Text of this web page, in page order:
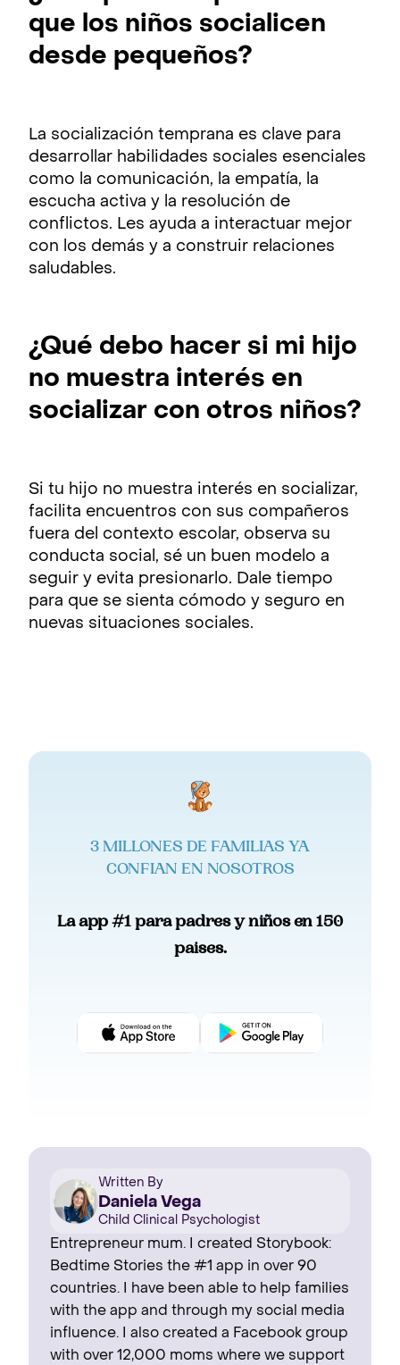
que los niños socialicen
desde pequeños?
La socialización temprana es clave para
desarrollar habilidades sociales esenciales
como la comunicación, la empatía, la
escucha activa y la resolución de
conflictos. Les ayuda a interactuar mejor
con los demás y a construir relaciones
saludables.
¿Qué debo hacer si mi hijo
no muestra interés en
socializar con otros niños?
Si tu hijo no muestra interés en socializar,
facilita encuentros con sus compañeros
fuera del contexto escolar, observa su
conducta social, sé un buen modelo a
seguir y evita presionarlo. Dale tiempo
para que se sienta cómodo y seguro en
nuevas situaciones sociales.
3 MILLONES DE FAMILIAS YA
CONFIAN EN NOSOTROS
La app #1 para padres y niños en 150
paises.
Written By
Daniela Vega
Child Clinical Psychologist
Entrepreneur mum. I created Storybook:
Bedtime Stories the #1 app in over 90
countries. I have been able to help families
with the app and through my social media
influence. I also created a Facebook group
with over 12,000 moms where we support